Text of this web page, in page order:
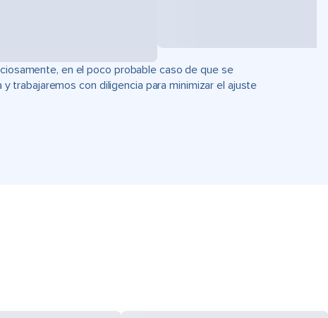
en el poco probable caso de que se
trabajaremos con diligencia para minimizar el ajuste